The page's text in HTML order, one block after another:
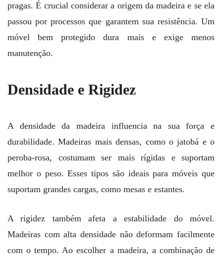
pragas. É crucial considerar a origem da madeira e se ela
passou por processos que garantem sua resistência. Um
móvel bem protegido dura mais e exige menos
manutenção.
Densidade e Rigidez
A densidade da madeira influencia na sua força e
durabilidade. Madeiras mais densas, como o jatobá e o
peroba-rosa, costumam ser mais rígidas e suportam
melhor o peso. Esses tipos são ideais para móveis que
suportam grandes cargas, como mesas e estantes.
A rigidez também afeta a estabilidade do móvel.
Madeiras com alta densidade não deformam facilmente
com o tempo. Ao escolher a madeira, a combinação de